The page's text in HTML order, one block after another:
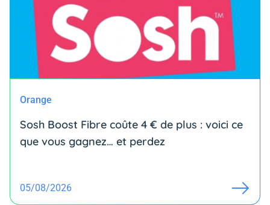
Orange
Sosh Boost Fibre coûte 4 € de plus : voici ce
que vous gagnez… et perdez
05/08/2026